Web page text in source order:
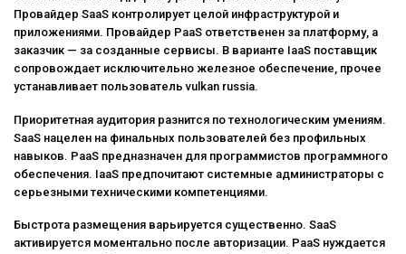
Провайдер SaaS контролирует целой инфраструктурой и
приложениями. Провайдер PaaS ответственен за платформу, а
заказчик — за созданные сервисы. В варианте IaaS поставщик
сопровождает исключительно железное обеспечение, прочее
устанавливает пользователь vulkan russia.
Приоритетная аудитория разнится по технологическим умениям.
SaaS нацелен на финальных пользователей без профильных
навыков. PaaS предназначен для программистов программного
обеспечения. IaaS предпочитают системные администраторы с
серьезными техническими компетенциями.
Быстрота размещения варьируется существенно. SaaS
активируется моментально после авторизации. PaaS нуждается